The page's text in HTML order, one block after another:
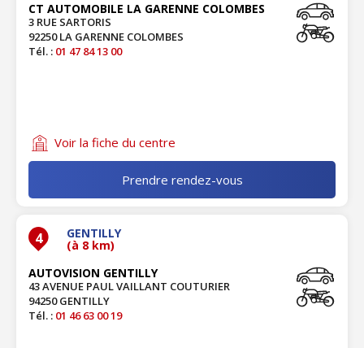
CT AUTOMOBILE LA GARENNE COLOMBES
3 RUE SARTORIS
92250 LA GARENNE COLOMBES
Tél. : 01 47 84 13 00
Voir la fiche du centre
Prendre rendez-vous
4 GENTILLY
(à 8 km)
AUTOVISION GENTILLY
43 AVENUE PAUL VAILLANT COUTURIER
94250 GENTILLY
Tél. : 01 46 63 00 19